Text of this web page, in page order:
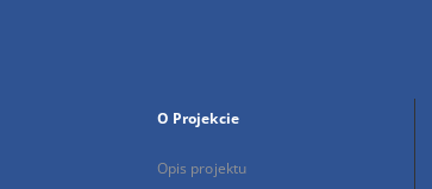
O Projekcie
Opis projektu